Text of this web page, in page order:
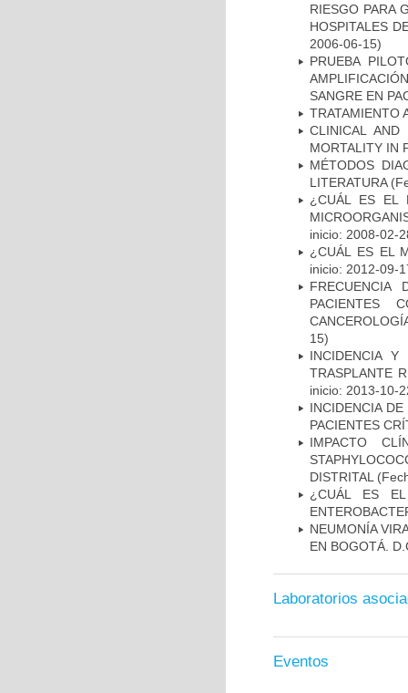
RIESGO PARA
HOSPITALES
2006-06-15)
PRUEBA
SANGRE EN
TRATAMIENTO
CLINICAL AND
MORTALITY IN
MÉTODOS
LITERATURA
¿CUÁL ES EL
inicio: 2008-02-
¿CUÁL ES EL
inicio: 2012-09-
FRECUENCIA
PACIENTES
15)
INCIDENCIA Y
TRASPLANTE
inicio: 2013-10-
INCIDENCIA
PACIENTES
IMPACTO
DISTRITAL
¿CUÁL ES EL
NEUMONÍA
EN BOGOTÁ.
Laboratorios
Eventos